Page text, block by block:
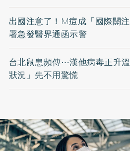
出國注意了！M痘成「國際關
署急發醫界通函示警
台北鼠患頻傳⋯漢他病毒正升
狀況」先不用驚慌